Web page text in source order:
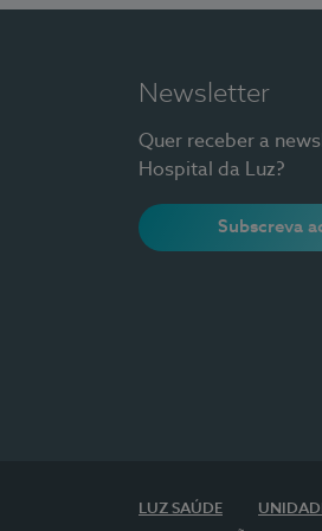
Newsletter
Quer receber a
Hospital da Luz?
Subscreva
LUZ SAÚDE